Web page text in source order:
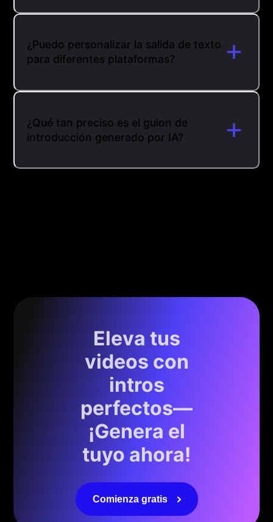
¿Puedo personalizar la salida de texto
para diferentes plataformas?
¿Qué tan preciso es el guion de
introducción generado por IA?
Eleva tus
videos con
intros
perfectos—
¡Genera el
tuyo ahora!
Comienza gratis